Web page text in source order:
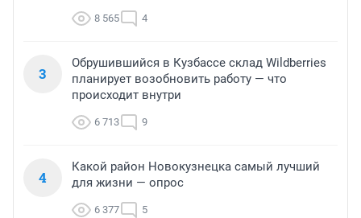
8 565 4
3
Обрушившийся в Кузбассе склад Wildberries
планирует возобновить работу — что
происходит внутри
6 713 9
4
Какой район Новокузнецка самый лучший
для жизни — опрос
6 377 5